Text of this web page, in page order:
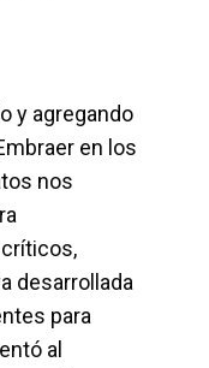
y agregando
en los
nos
desarrollada
para
al